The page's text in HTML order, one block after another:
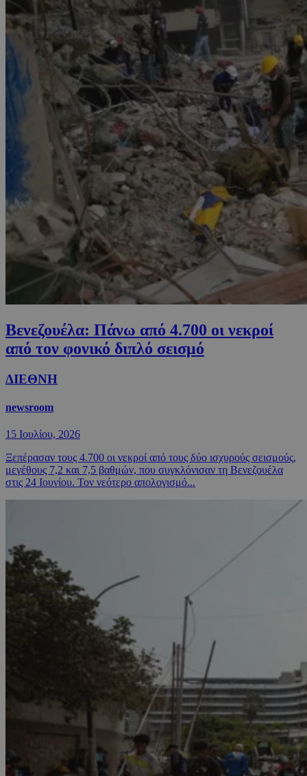
Βενεζουέλα: Πάνω από 4.700 οι νεκροί
από τον φονικό διπλό σεισμό
ΔΙΕΘΝΗ
newsroom
15 Ιουλίου, 2026
Ξεπέρασαν τους 4.700 οι νεκροί από τους δύο ισχυρούς σεισμούς,
μεγέθους 7,2 και 7,5 βαθμών, που συγκλόνισαν τη Βενεζουέλα
στις 24 Ιουνίου. Τον νεότερο απολογισμό...